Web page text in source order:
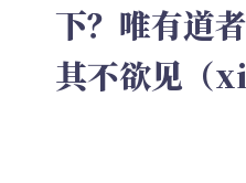
下？唯有道
其不欲见（